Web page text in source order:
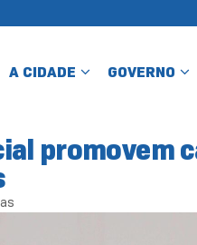
A CIDADE GOVERNO
promovem